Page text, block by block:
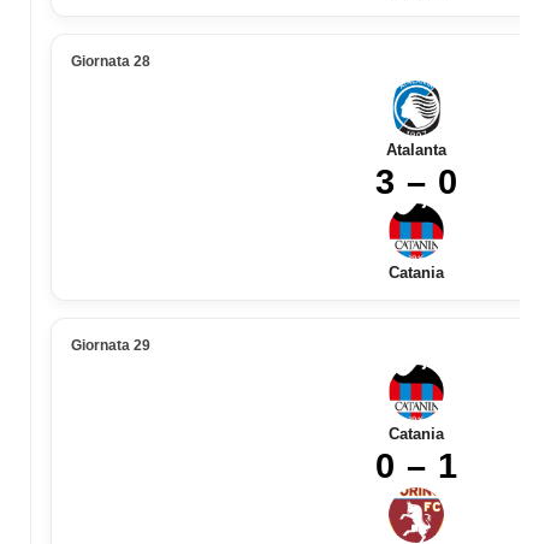
Giornata 28
Atalanta
3 – 0
Catania
Giornata 29
Catania
0 – 1